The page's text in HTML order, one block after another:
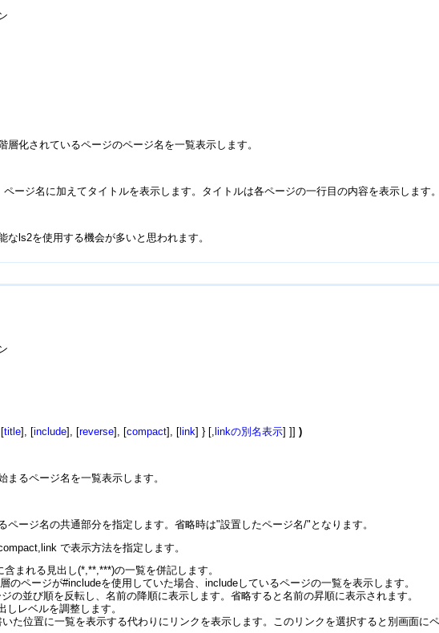
層化されているページのページ名を一覧表示します。
ージ名に加えてタイトルを表示します。タイトルは各ページの一行目の内容を表示します
なls2を使用する機会が多いと思われます。
title], [include], [reverse], [compact], [link] } [,linkの別名表示] ]])
まるページ名を一覧表示します。
ページ名の共通部分を指定します。省略時は"設置したページ名/"となります。
で表示方法を指定します。
まれる見出し(*,**,***)の一覧を併記します。
のページが#includeを使用していた場合、includeしているページの一覧を表示します。
の並び順を反転し、名前の降順に表示します。省略すると名前の昇順に表示されます。
しレベルを調整します。
いた位置に一覧を表示する代わりにリンクを表示します。このリンクを選択すると別画面に